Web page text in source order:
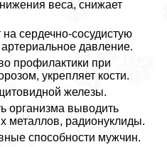
веса, снижает
сердечно-сосудистую
давление.
профилактики при
укрепляет кости.
железы.
организма выводить
металлов, радионуклиды.
способности мужчин.